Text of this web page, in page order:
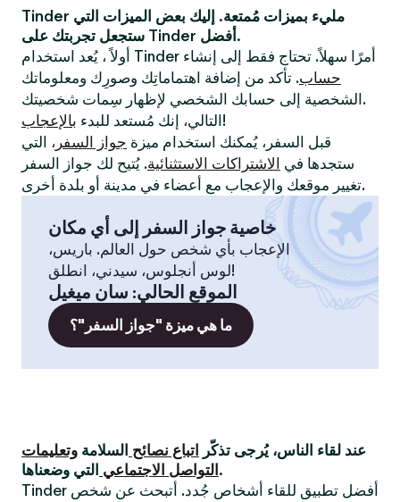
Tinder مليء بميزات مُمتعة. إليك بعض الميزات التي
ستجعل تجربتك على Tinder أفضل.
أولاً ، يُعد استخدام Tinder أمرًا سهلاً. تحتاج فقط إلى إنشاء
حساب. تأكد من إضافة اهتماماتِك وصورِك ومعلوماتك
الشخصية إلى حسابك الشخصي لإظهار سِمات شخصيتك.
التالي، إنك مُستعد للبدء بالإعجاب
!
قبل السفر، يُمكنك استخدام ميزة جواز السفر ، التي
ستجدها في الاشتراكات الاستثنائية. يُتيح لك جواز السفر
تغيير موقعك والإعجاب مع أعضاء في مدينة أو بلدة أخرى.
خاصية جواز السفر إلى أي مكان
الإعجاب بأي شخص حول العالم. باريس،
لوس أنجلوس، سيدني، انطلق!
الموقع الحالي: سان ميغيل
ما هي ميزة "جواز السفر"؟
عند لقاء الناس، يُرجى تذكّر اتباع نصائح السلامة وتعليمات
التواصل الاجتماعي التي وضعناها.
Tinder أفضل تطبيق للقاء أشخاص جُدد. أتبحث عن شخص